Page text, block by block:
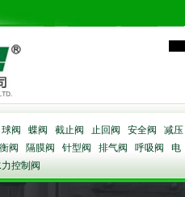
球阀 蝶阀 截止阀 止回阀 安全阀
减压
阀 隔膜阀 针型阀 排气阀 呼吸阀
电
控制阀